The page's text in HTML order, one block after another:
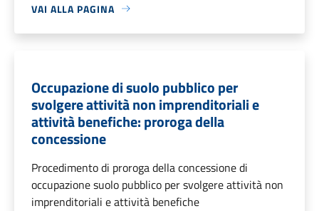
VAI ALLA PAGINA
Occupazione di suolo pubblico per
svolgere attività non imprenditoriali e
attività benefiche: proroga della
concessione
Procedimento di proroga della concessione di
occupazione suolo pubblico per svolgere attività non
imprenditoriali e attività benefiche